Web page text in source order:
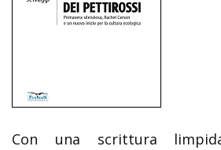
Con una scrittura